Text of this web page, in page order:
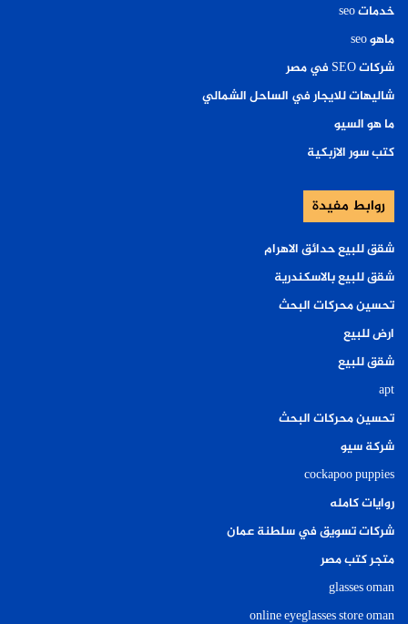
خدمات seo
ماهو seo
شركات SEO في مصر
شاليهات للايجار في الساحل الشمالي
ما هو السيو
كتب سور الازبكية
روابط مفيدة
شقق للبيع حدائق الاهرام
شقق للبيع بالاسكندرية
تحسين محركات البحث
ارض للبيع
شقق للبيع
apt
تحسين محركات البحث
شركة سيو
cockapoo puppies
روايات كامله
شركات تسويق في سلطنة عمان
متجر كتب مصر
glasses oman
online eyeglasses store oman